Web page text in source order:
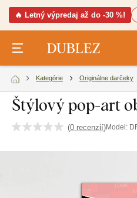
🔥 Letný výpredaj až do -30 %!
Kategórie Originálne darčeky
Štýlový pop-art
(0 recenzií)Model: